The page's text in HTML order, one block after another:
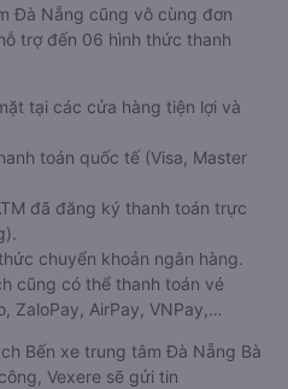
Đà Nẵng cũng vô cùng đơn
trợ đến 06 hình thức thanh
tại các cửa hàng tiện lợi và
toán quốc tế (Visa, Master
đã đăng ký thanh toán trực
chuyển khoản ngân hàng.
cũng có thể thanh toán vé
ZaloPay, AirPay, VNPay,…
Bến xe trung tâm Đà Nẵng Bà
Vexere sẽ gửi tin